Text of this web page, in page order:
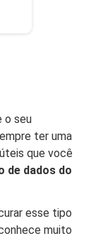
o seu
ter uma
que você
de dados do
esse tipo
muito